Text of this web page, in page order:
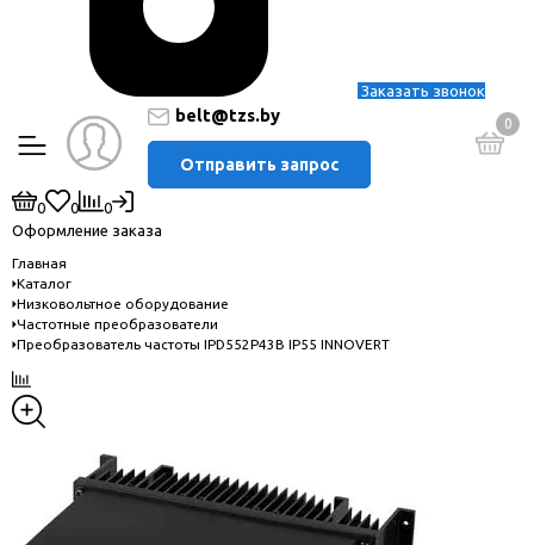
Заказать звонок
belt@tzs.by
Отправить запрос
0
0 0
0
Оформление заказа
Главная
Каталог
Низковольтное оборудование
Частотные преобразователи
Преобразователь частоты IPD552P43B IP55 INNOVERT